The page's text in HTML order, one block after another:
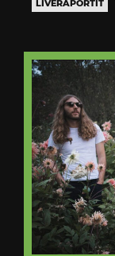
LIVERAPORTIT